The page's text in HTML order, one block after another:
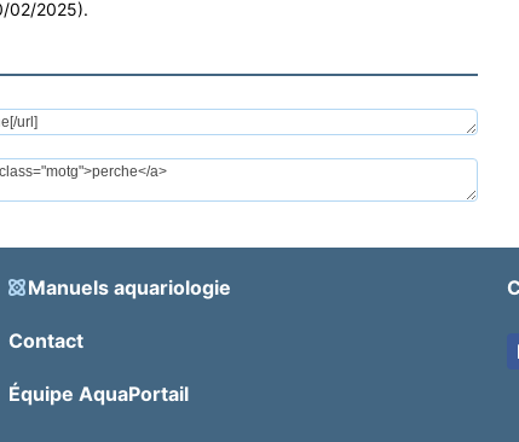
02/2025).
Manuels aquariologie
Contact
Équipe AquaPortail